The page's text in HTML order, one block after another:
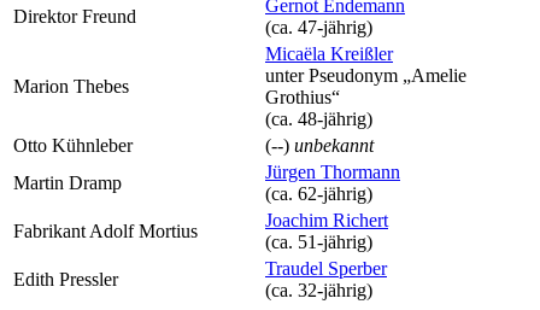
Direktor Freund
Gernot Endemann
(ca. 47‑jährig)
Marion Thebes
Micaëla Kreißler
unter Pseudonym „Amelie
Grothius“
(ca. 48‑jährig)
Otto Kühnleber
(--) unbekannt
Martin Dramp
Jürgen Thormann
(ca. 62‑jährig)
Fabrikant Adolf Mortius
Joachim Richert
(ca. 51‑jährig)
Edith Pressler
Traudel Sperber
(ca. 32‑jährig)